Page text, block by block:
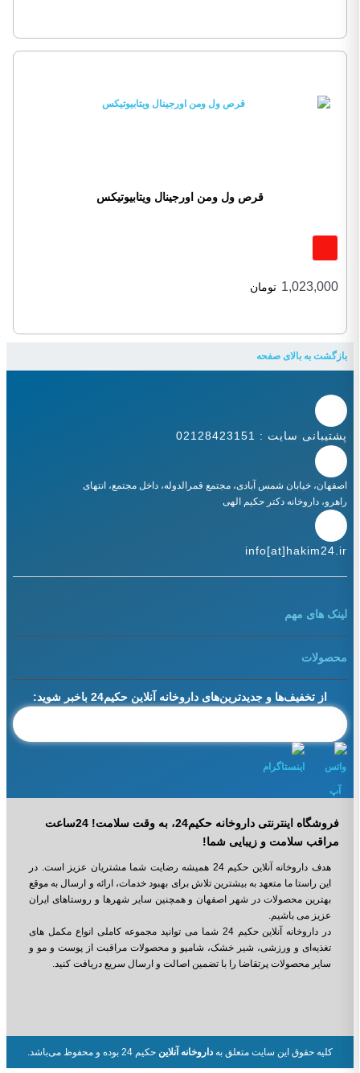
قرص ول ومن اورجینال ویتابیوتیکس
1,023,000 تومان
بازگشت به بالای صفحه
پشتیبانی سایت : 02128423151
اصفهان، خیابان شمس آبادی، مجتمع قمرالدوله، داخل مجتمع، انتهای
راهرو، داروخانه دکتر حکیم الهی
info[at]hakim24.ir
لینک های مهم
محصولات
از تخفیف‌ها و جدیدترین‌های داروخانه آنلاین حکیم24 باخبر شوید:
فروشگاه اینترنتی داروخانه حکیم24، به وقت سلامت! 24ساعت
مراقب سلامت و زیبایی شما!
هدف داروخانه آنلاین حکیم 24 همیشه رضایت شما مشتریان عزیز است. در
این راستا ما متعهد به بیشترین تلاش برای بهبود خدمات، ارائه و ارسال به موقع
بهترین محصولات در شهر اصفهان و همچنین سایر شهرها و روستاهای ایران
عزیز می باشیم.
در داروخانه آنلاین حکیم 24 شما می ‌توانید مجموعه کاملی انواع مکمل‌ های
تغذیه‌ای و ورزشی، شیر خشک، شامپو و محصولات مراقبت از پوست و مو و
سایر محصولات پرتقاضا را با تضمین اصالت و ارسال سریع دریافت کنید.
کلیه حقوق این سایت متعلق به داروخانه آنلاین حکیم 24 بوده و محفوظ می‌باشد.